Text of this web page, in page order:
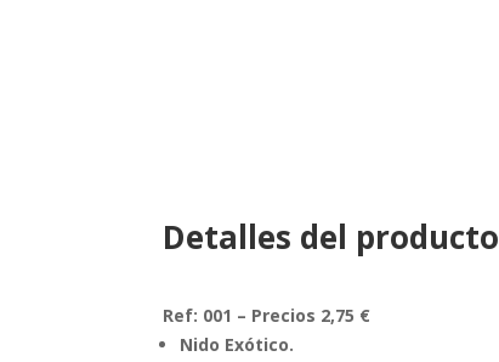
Detalles del producto
Ref: 001 – Precios 2,75 €
Nido Exótico.